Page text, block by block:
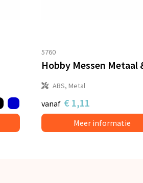
5760
ABS, Metal
vanaf € 1,11
Meer informatie